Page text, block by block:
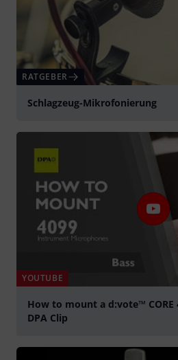
RATGEBER
Schlagzeug-Mikrofonierung
YOUTUBE
How to mount a d:vote™ CORE
DPA Clip